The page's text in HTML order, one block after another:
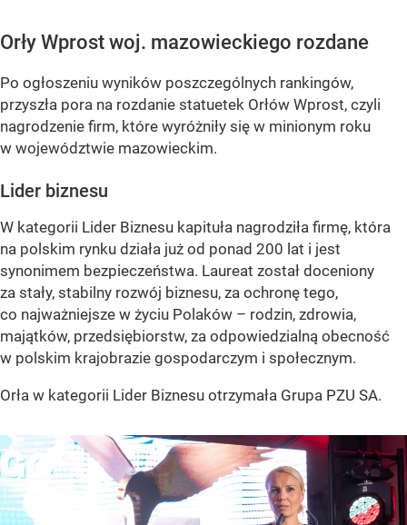
Orły Wprost woj. mazowieckiego rozdane
Po ogłoszeniu wyników poszczególnych rankingów,
przyszła pora na rozdanie statuetek Orłów Wprost, czyli
nagrodzenie firm, które wyróżniły się w minionym roku
w województwie mazowieckim.
Lider biznesu
W kategorii Lider Biznesu kapituła nagrodziła firmę, która
na polskim rynku działa już od ponad 200 lat i jest
synonimem bezpieczeństwa. Laureat został doceniony
za stały, stabilny rozwój biznesu, za ochronę tego,
co najważniejsze w życiu Polaków – rodzin, zdrowia,
majątków, przedsiębiorstw, za odpowiedzialną obecność
w polskim krajobrazie gospodarczym i społecznym.
Orła w kategorii Lider Biznesu otrzymała Grupa PZU SA.